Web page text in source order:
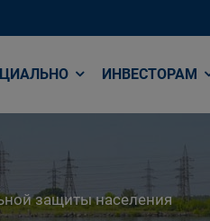
ИНВЕСТОРАМ
защиты населения